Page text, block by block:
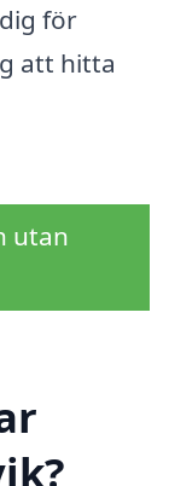
för
att hitta
utan